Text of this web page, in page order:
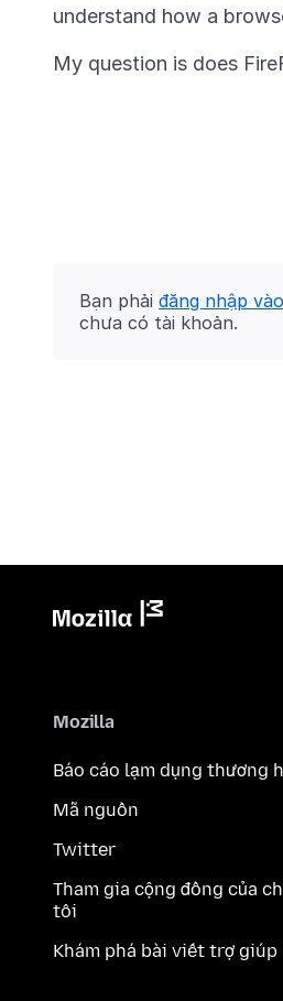
Bạn phải đăng nhập
chưa có tài khoản.
Mozilla
Báo cáo lạm dụng thương
Mã nguồn
Twitter
Tham gia cộng đồng của
tôi
Khám phá bài viết trợ giúp